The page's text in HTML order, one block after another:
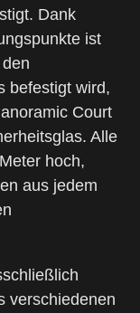
Dank
ist
befestigt wird,
Court
Alle
hoch,
aus jedem
verschiedenen